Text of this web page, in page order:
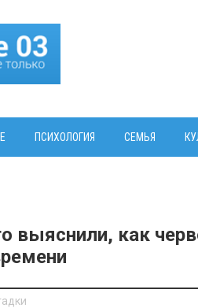
ПСИХОЛОГИЯ СЕМЬЯ
выяснили, как